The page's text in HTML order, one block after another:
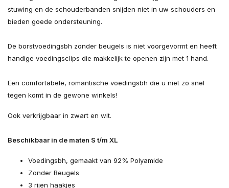
stuwing en de schouderbanden snijden niet in uw schouders en
bieden goede ondersteuning.
De borstvoedingsbh zonder beugels is niet voorgevormt en heeft
handige voedingsclips die makkelijk te openen zijn met 1 hand.
Een comfortabele, romantische voedingsbh die u niet zo snel
tegen komt in de gewone winkels!
Ook verkrijgbaar in zwart en wit.
Beschikbaar in de maten S t/m XL
Voedingsbh, gemaakt van 92% Polyamide
Zonder Beugels
3 rijen haakjes